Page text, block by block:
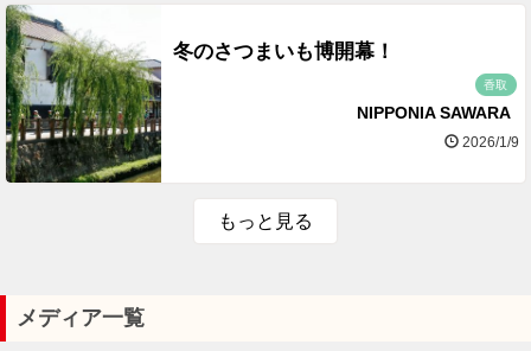
冬のさつまいも博開幕！
香取
NIPPONIA SAWARA
2026/1/9
もっと見る
メディア一覧